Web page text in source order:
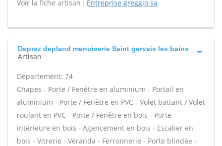
Voir la fiche artisan : Entreprise greggio sa
Depraz depland menuiserie Saint gervais les bains
Artisan
Département: 74
Chapes - Porte / Fenêtre en aluminium - Portail en
aluminium - Porte / Fenêtre en PVC - Volet battant / Volet
roulant en PVC - Porte / Fenêtre en bois - Porte
intérieure en bois - Agencement en bois - Escalier en
bois - Vitrerie - Véranda - Ferronnerie - Porte blindée -